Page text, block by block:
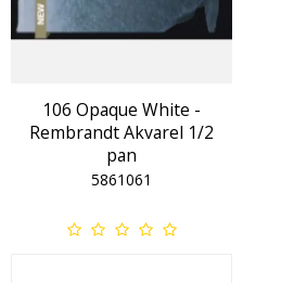
106 Opaque White -
Rembrandt Akvarel 1/2
pan
5861061